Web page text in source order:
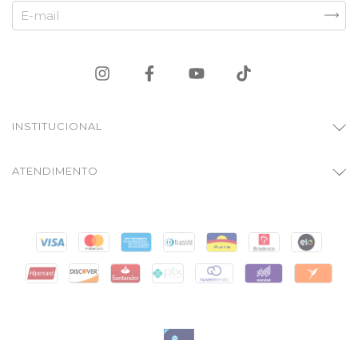
INSTITUCIONAL
ATENDIMENTO